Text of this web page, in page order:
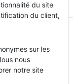
shopping_cart
du site
du client,
sur les
nous
notre site